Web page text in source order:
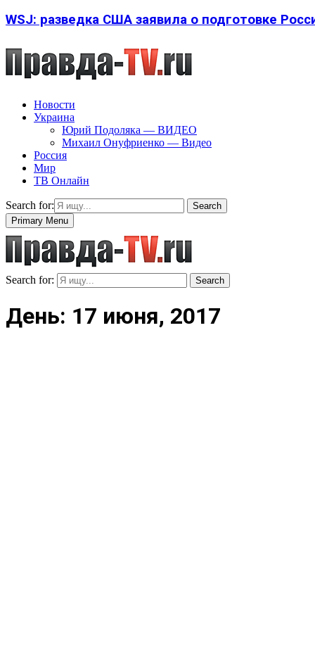
WSJ: разведка США заявила о подготовке
Новости
Украина
Юрий Подоляка — ВИДЕО
Михаил Онуфриенко — Видео
Россия
Мир
ТВ Онлайн
Search for:
Search
Primary Menu
Search for: Search
День: 17 июня, 2017